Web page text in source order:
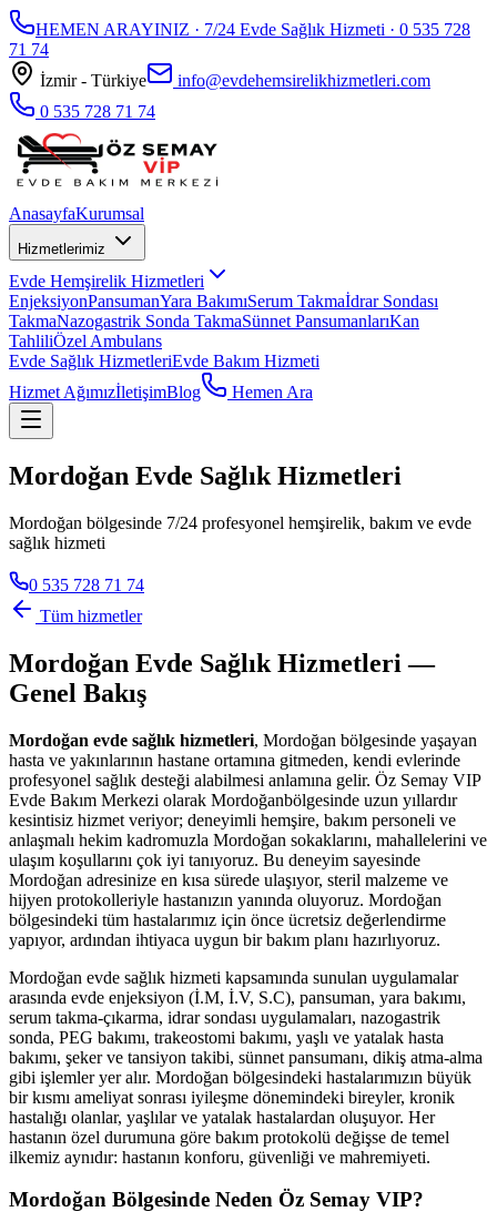
HEMEN ARAYINIZ · 7/24 Evde Sağlık Hizmeti · 0 535 728
71 74
İzmir - Türkiye
info@evdehemsirelikhizmetleri.com
0 535 728 71 74
AnasayfaKurumsal
Hizmetlerimiz
Evde Hemşirelik Hizmetleri
EnjeksiyonPansumanYara BakımıSerum Takmaİdrar Sondası
TakmaNazogastrik Sonda TakmaSünnet PansumanlarıKan
TahliliÖzel Ambulans
Evde Sağlık HizmetleriEvde Bakım Hizmeti
Hizmet AğımızİletişimBlog Hemen Ara
Mordoğan Evde Sağlık Hizmetleri
Mordoğan bölgesinde 7/24 profesyonel hemşirelik, bakım ve evde
sağlık hizmeti
0 535 728 71 74
Tüm hizmetler
Mordoğan Evde Sağlık Hizmetleri —
Genel Bakış
Mordoğan evde sağlık hizmetleri, Mordoğan bölgesinde yaşayan
hasta ve yakınlarının hastane ortamına gitmeden, kendi evlerinde
profesyonel sağlık desteği alabilmesi anlamına gelir. Öz Semay VIP
Evde Bakım Merkezi olarak Mordoğanbölgesinde uzun yıllardır
kesintisiz hizmet veriyor; deneyimli hemşire, bakım personeli ve
anlaşmalı hekim kadromuzla Mordoğan sokaklarını, mahallelerini ve
ulaşım koşullarını çok iyi tanıyoruz. Bu deneyim sayesinde
Mordoğan adresinize en kısa sürede ulaşıyor, steril malzeme ve
hijyen protokolleriyle hastanızın yanında oluyoruz. Mordoğan
bölgesindeki tüm hastalarımız için önce ücretsiz değerlendirme
yapıyor, ardından ihtiyaca uygun bir bakım planı hazırlıyoruz.
Mordoğan evde sağlık hizmeti kapsamında sunulan uygulamalar
arasında evde enjeksiyon (İ.M, İ.V, S.C), pansuman, yara bakımı,
serum takma-çıkarma, idrar sondası uygulamaları, nazogastrik
sonda, PEG bakımı, trakeostomi bakımı, yaşlı ve yatalak hasta
bakımı, şeker ve tansiyon takibi, sünnet pansumanı, dikiş atma-alma
gibi işlemler yer alır. Mordoğan bölgesindeki hastalarımızın büyük
bir kısmı ameliyat sonrası iyileşme dönemindeki bireyler, kronik
hastalığı olanlar, yaşlılar ve yatalak hastalardan oluşuyor. Her
hastanın özel durumuna göre bakım protokolü değişse de temel
ilkemiz aynıdır: hastanın konforu, güvenliği ve mahremiyeti.
Mordoğan Bölgesinde Neden Öz Semay VIP?